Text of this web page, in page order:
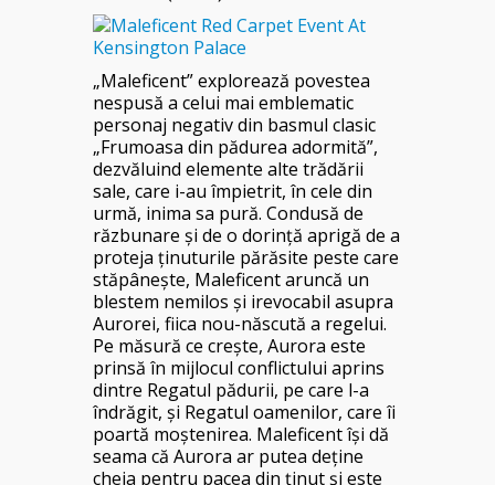
„Maleficent” explorează povestea
nespusă a celui mai emblematic
personaj negativ din basmul clasic
„Frumoasa din pădurea adormită”,
dezvăluind elemente alte trădării
sale, care i-au împietrit, în cele din
urmă, inima sa pură. Condusă de
răzbunare şi de o dorinţă aprigă de a
proteja ţinuturile părăsite peste care
stăpâneşte, Maleficent aruncă un
blestem nemilos şi irevocabil asupra
Aurorei, fiica nou-născută a regelui.
Pe măsură ce creşte, Aurora este
prinsă în mijlocul conflictului aprins
dintre Regatul pădurii, pe care l-a
îndrăgit, şi Regatul oamenilor, care îi
poartă moştenirea. Maleficent îşi dă
seama că Aurora ar putea deţine
cheia pentru pacea din ţinut şi este